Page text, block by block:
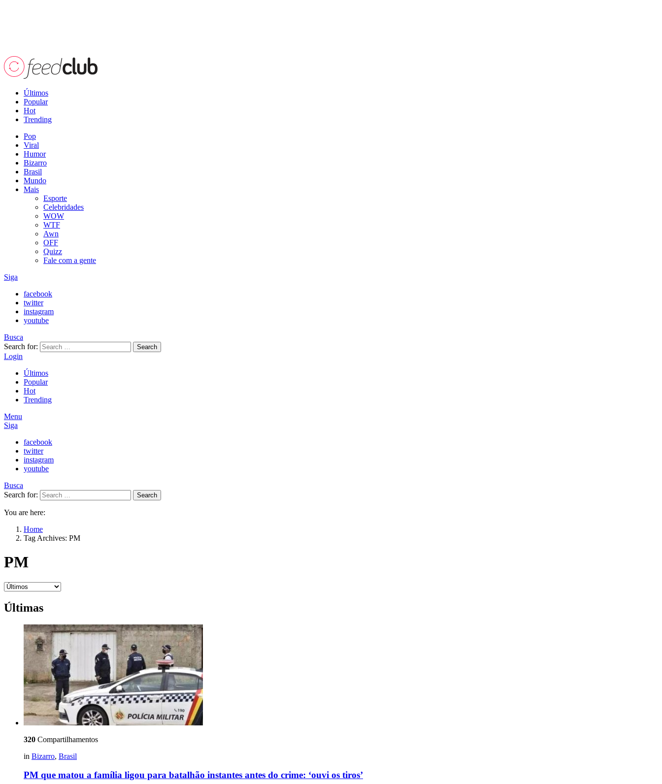
Últimos
Popular
Hot
Trending
Pop
Viral
Humor
Bizarro
Brasil
Mundo
Mais
Esporte
Celebridades
WOW
WTF
Awn
OFF
Quizz
Fale com a gente
Siga
facebook
twitter
instagram
youtube
Busca
Search for:
Search
Login
Últimos
Popular
Hot
Trending
Menu
Siga
facebook
twitter
instagram
youtube
Busca
Search for:
Search
You are here:
Home
Tag Archives: PM
PM
Últimas
320 Compartilhamentos
in Bizarro, Brasil
PM que matou a família ligou para batalhão instantes antes do crime: ‘ouvi os tiros’